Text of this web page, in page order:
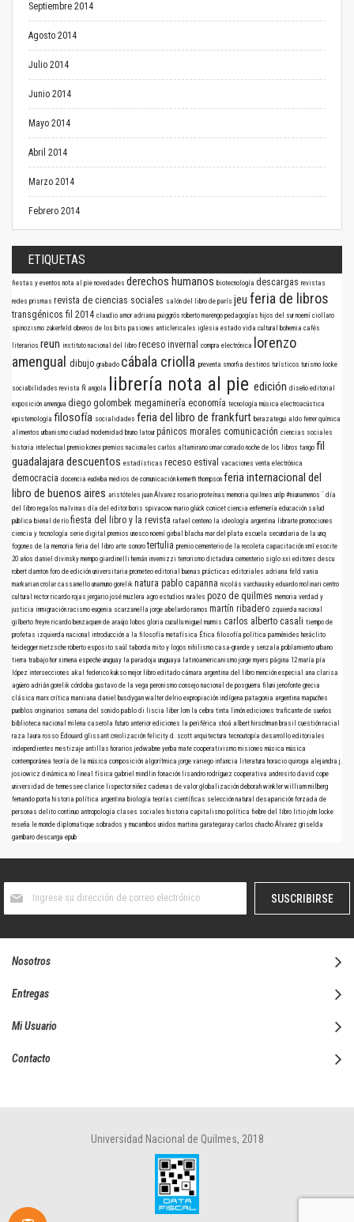
Septiembre 2014
Agosto 2014
Julio 2014
Junio 2014
Mayo 2014
Abril 2014
Marzo 2014
Febrero 2014
ETIQUETAS
fiestas y eventos nota al pie novedades derechos humanos biotecnología descargas revistas
redes prismas revista de ciencias sociales salón del libro de parís jeu feria de libros
transgénicos fil 2014 claudio amor adriana puiggrós roberto marengo pedagogías hijos del sur noemí ciollaro
spinozismo zukerfeld obreros de los bits pasiones anticlericales iglesia estado vida cultural bohemia cafés
literarios reun instituto nacional del libro receso invernal compra electrónica
lorenzo
amengual
dibujo grabado cábala criolla preventa smorfia destinos turísticos turismo locke
sociabilidades revista Ñ angola librería nota al pie edición diseño editorial
exposición amengua diego golombek megaminería economía tecnología música electroacústica
epistemología filosofía socialidades feria del libro de frankfurt berazategui aldo ferrer química
alimentos urbanismo ciudad modernidad bruno latour pánicos morales comunicación ciencias sociales
historia intelectual premio konex premios nacionales carlos altamirano omar corrado noche de los libros tango fil
guadalajaradescuentos estadísticas receso estival vacaciones venta electrónica
democracia docencia eudeba medios de comunicación kenneth thompson feria internacional del
libro de buenos aires aristóteles juan Álvarez rosario proteínas memoria quilmes unlp #niunamenos ´ día
del libro regalos malvinas día del editor boris spivacow mario glück conicet ciencia enfermería educación salud
pública bienal de río fiesta del libro y la revista rafael centeno la ideología argentina librarte promociones
ciencia y tecnología serie digital premios unesco noemí girbal blacha mar del plata escuela secundaria de la unq
fogones de la memoria feria del libro arte sonoro tertulia premio cementerio de la recoleta capacitación xml esocite
20 años daniel divinsky mempo giardinelli hernán invernizzi terrorismo dictadura cementerio siglo xxi editores descu
robert darnton foro de edición universitaria prometeo editorial buenas prácticas editoriales adriana feld vania
markarian crolar cassanello unamuno gorelik natura pablo capanna nicolás varchausky eduardo molinari centro
cultural rector ricardo rojas jergario josé muzlera agro estudios rurales pozo de quilmes memoria verdad y
justicia inmigración racismo eugenia scarzanella jorge abelardo ramos martín ribadero zquierda nacional
gilberto freyre ricardo benzaquen de araújo lobos gloria cucullu miguel murmis carlos alberto casali tiempo de
profetas izquierda nacional introducción a la filosofía metafísica Ética filosofía política parménides heráclito
heidegger nietzsche roberto esposito saúl taborda mito y logos nihilismo casa-grande y senzala poblamiento urbano
tierra trabajo hor ximena espeche uruguay la paradoja uruguaya latinoamericanismo jorge myers página 12 maría pía
lópez intersecciones akal federico kukso mejor libro editado cámara argentina del libro mención especial ana clarisa
agüero adrián gorelik córdoba gustavo de la vega peronismo consejo nacional de posguerra filuni jenofonte grecia
clásica marx crítica marxiana daniel busdygan walter delrio expropiación indígena patagonia argentina mapuches
pueblos originarios semana del sonido pablo di liscia liber lom la cebra tinta limón ediciones traficante de sueños
biblioteca nacional milena caserola futuro anterior ediciones la periférica shoá albert hirschman brasil cuestión racial
raza laura rosso Édouard glissant creolización felicity d. scott arquitectura tecnoutopía desarrollo editoriales
independientes mestizaje antillas horarios jedwabne yerba mate cooperativismo misiones música música
contemporánea teoría de la música composición algorítmica jorge variego infancia literatura horacio quiroga alejandra j.
josiowicz dinámica no lineal física gabriel mindlin fonación lisandro rodríguez cooperativa andresito david cope
universidad de tennessee clarice lispector niñez cadenas de valor globalización deborah winkler william milberg
fernando porta historia política argentina biología teorías científicas selección natural desaparición forzada de
personas delito continuo antropología clases sociales historia capitalismo política fiebre del libro litio john locke
reseña le monde diplomatique sobrados y mucambos unidos martina garategaray carlos chacho Álvarez griselda
gambaro descarga epub
boletín
SUSCRIBIRSE
Nosotros
Entregas
Mi Usuario
Contacto
Universidad Nacional de Quilmes, 2018